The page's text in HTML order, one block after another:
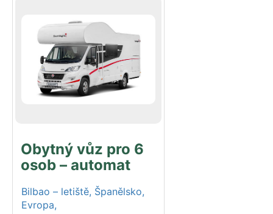
dělají z obytného vozu
skutečný domov na kolečkách.
Vaše sportovní vybavení se
vejde do prostorné garáže,
která je součástí vozu.
Postaveno na podvozku Fiat.
Modelový rok 2024–2025. Do
Obytný vůz pro 6
osob – automat
Bilbao – letiště, Španělsko,
Evropa,